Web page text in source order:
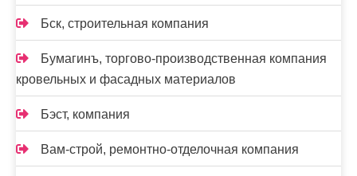
Бск, строительная компания
Бумагинъ, торгово-производственная компания
кровельных и фасадных материалов
Бэст, компания
Вам-cтрой, ремонтно-отделочная компания